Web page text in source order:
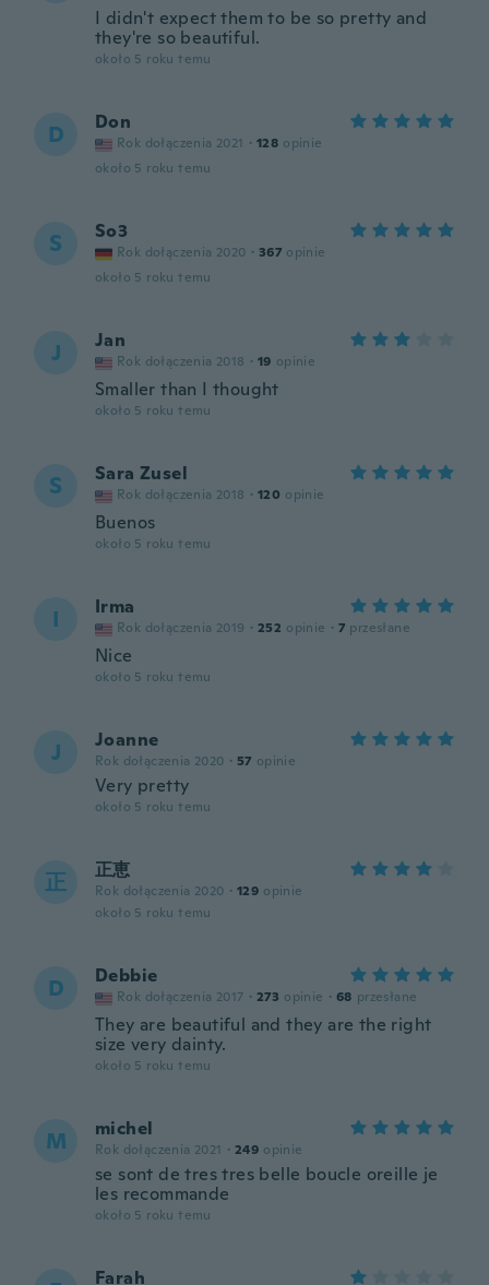
I didn't expect them to be so pretty and
they're so beautiful.
około 5 roku temu
D Don
Rok dołączenia 2021 · 128 opinie
około 5 roku temu
S So3
Rok dołączenia 2020 · 367 opinie
około 5 roku temu
J Jan
Rok dołączenia 2018 · 19 opinie
Smaller than I thought
około 5 roku temu
S Sara Zusel
Rok dołączenia 2018 · 120 opinie
Buenos
około 5 roku temu
I Irma
Rok dołączenia 2019 · 252 opinie · 7 przesłane
Nice
około 5 roku temu
J Joanne
Rok dołączenia 2020 · 57 opinie
Very pretty
około 5 roku temu
正 正恵
Rok dołączenia 2020 · 129 opinie
około 5 roku temu
D Debbie
Rok dołączenia 2017 · 273 opinie · 68 przesłane
They are beautiful and they are the right
size very dainty.
około 5 roku temu
M michel
Rok dołączenia 2021 · 249 opinie
se sont de tres tres belle boucle oreille je
les recommande
około 5 roku temu
Farah